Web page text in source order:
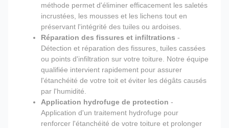
méthode permet d'éliminer efficacement les saletés
incrustées, les mousses et les lichens tout en
préservant l'intégrité des tuiles ou ardoises.
Réparation des fissures et infiltrations -
Détection et réparation des fissures, tuiles cassées
ou points d'infiltration sur votre toiture. Notre équipe
qualifiée intervient rapidement pour assurer
l'étanchéité de votre toit et éviter les dégâts causés
par l'humidité.
Application hydrofuge de protection -
Application d'un traitement hydrofuge pour
renforcer l'étanchéité de votre toiture et prolonger